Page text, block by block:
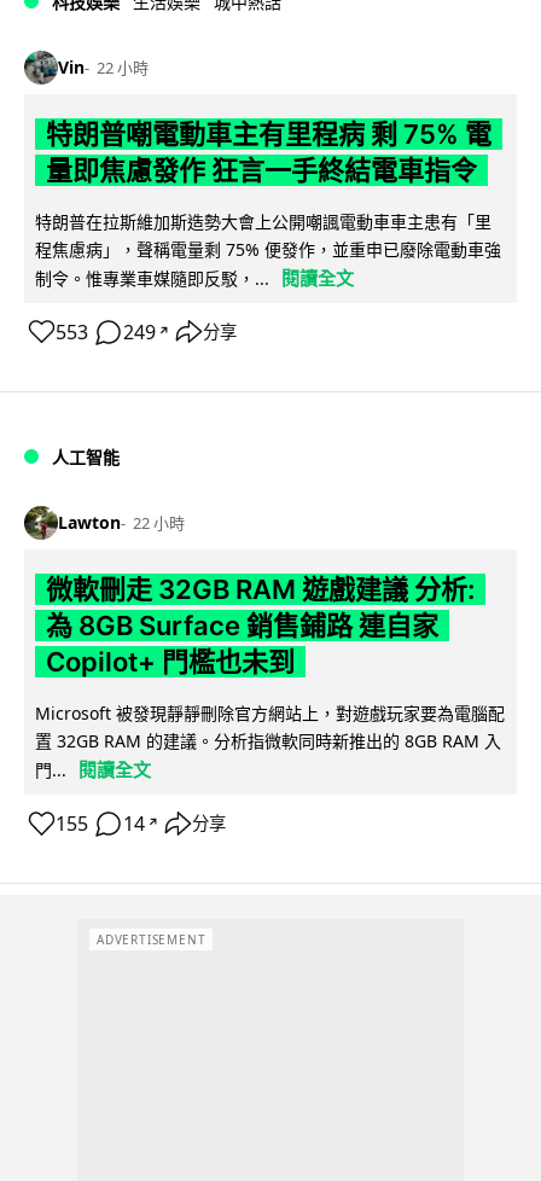
Vin 22 小時
特朗普嘲電動車主有里程病 剩 75% 電
量即焦慮發作 狂言一手終結電車指令
特朗普在拉斯維加斯造勢大會上公開嘲諷電動車車主患有「里
程焦慮病」，聲稱電量剩 75% 便發作，並重申已廢除電動車強
制令。惟專業車媒隨即反駁，...
閱讀全文
553 249 ↗ 分享
人工智能
Lawton 22 小時
微軟刪走 32GB RAM 遊戲建議 分析:
為 8GB Surface 銷售鋪路 連自家
Copilot+ 門檻也未到
Microsoft 被發現靜靜刪除官方網站上，對遊戲玩家要為電腦配
置 32GB RAM 的建議。分析指微軟同時新推出的 8GB RAM 入
門...
閱讀全文
155 14 ↗ 分享
ADVERTISEMENT